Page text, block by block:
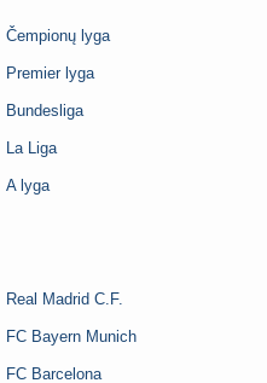
Čempionų lyga
Premier lyga
Bundesliga
La Liga
A lyga
Real Madrid C.F.
FC Bayern Munich
FC Barcelona